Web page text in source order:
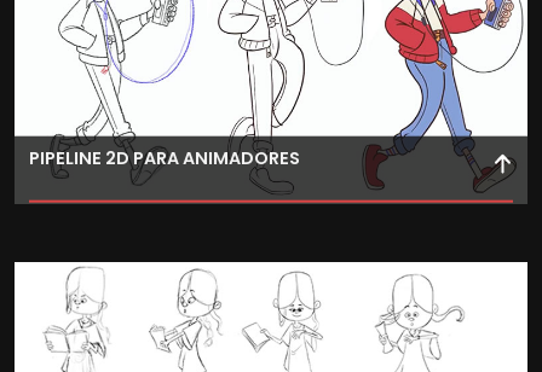
PIPELINE 2D PARA ANIMADORES
flujo de trabajo en un estudio y cómo cada
departamento contribuye a la creación.